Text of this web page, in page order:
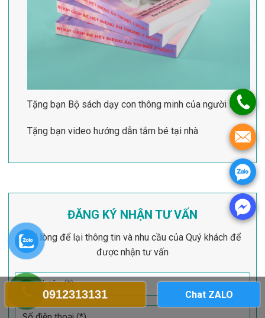
Tặng bạn Bộ sách dạy con thông minh của người Nhật
Tặng bạn video hướng dẫn tắm bé tại nhà
ĐĂNG KÝ NHẬN TƯ VẤN
Vui lòng để lại thông tin và nhu cầu của Quý khách để
được nhận tư vấn
0912313131 Chat ZALO